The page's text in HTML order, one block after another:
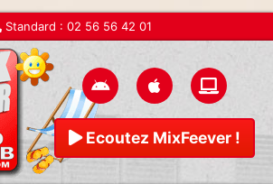
Standard : 02 56 56 42 01
Ecoutez MixFeever !